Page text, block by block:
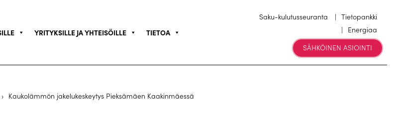
YRITYKSILLE JA YHTEISÖILLE TIETOA
Saku-kulutusseuranta
Tietopankki
Energiaa
SÄHKÖINEN ASIOINTI
› Kaukolämmön jakelukeskeytys Pieksämäen Kaakinmäessä